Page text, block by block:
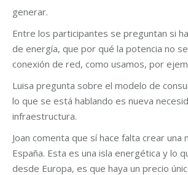
generar.
Entre los participantes se preguntan si
de energía, que por qué la potencia no
conexión de red, como usamos, por
Luisa pregunta sobre el modelo de
lo que se está hablando es nueva
infraestructura.
Joan comenta que sí hace falta crear una
España. Esta es una isla energética y lo
desde Europa, es que haya un precio